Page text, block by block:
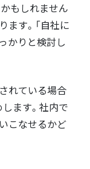
もしれません
ます。「自社に
かりと検討し
れている場合
ます。社内で
こなせるかど